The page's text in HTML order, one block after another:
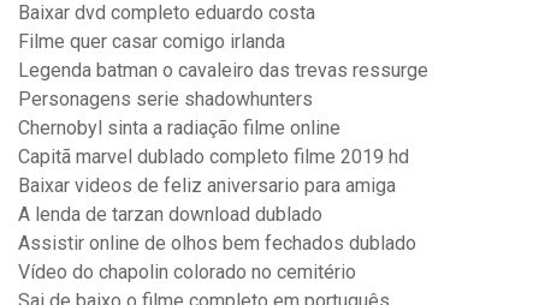
Baixar dvd completo eduardo costa
Filme quer casar comigo irlanda
Legenda batman o cavaleiro das trevas ressurge
Personagens serie shadowhunters
Chernobyl sinta a radiação filme online
Capitã marvel dublado completo filme 2019 hd
Baixar videos de feliz aniversario para amiga
A lenda de tarzan download dublado
Assistir online de olhos bem fechados dublado
Vídeo do chapolin colorado no cemitério